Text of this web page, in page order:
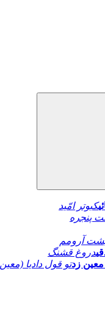
کبوتر امّید
پنجره
آرومم
دروغ قشنگ
معین زدتو قول دادیا